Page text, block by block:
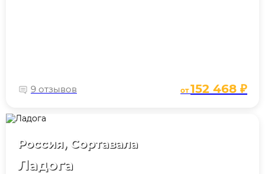
9 отзывов от152 468 ₽
Россия, Сортавала
Ладога